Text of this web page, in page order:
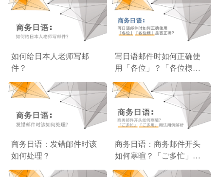
​如何给日本人老师写邮
件？
写日语邮件时如何正确使
用「各位」？「各位様」
商务日语：发错邮件时该
如何处理？
商务日语：商务邮件开头
如何寒暄？「ご多忙」